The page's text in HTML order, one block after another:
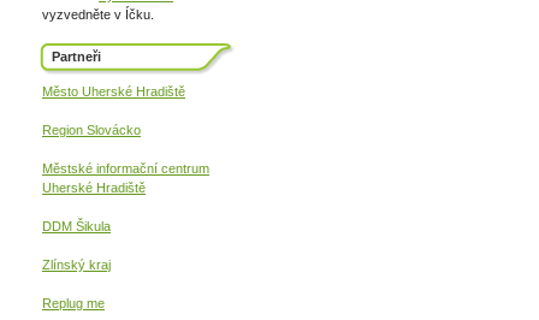
vyzvedněte v Íčku.
Partneři
Město Uherské Hradiště
Region Slovácko
Městské informační centrum
Uherské Hradiště
DDM Šikula
Zlínský kraj
Replug me